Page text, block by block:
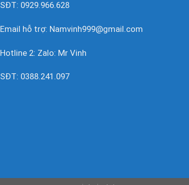
SĐT: 0929.966.628
Email hỗ trợ: Namvinh999@gmail.com
Hotline 2: Zalo: Mr Vinh
SĐT: 0388.241.097